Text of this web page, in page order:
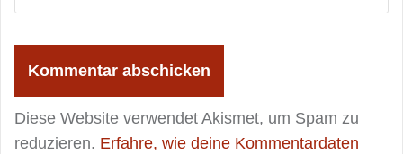
Diese Website verwendet Akismet, um Spam zu
reduzieren. Erfahre, wie deine Kommentardaten